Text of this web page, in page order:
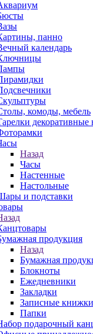
панно
календарь
комоды, мебель
декоративные
Назад
Часы
Настенные
Настольные
и подставки
продукция
Назад
Бумажная
Блокноты
Ежедневники
Закладки
Записные книжки
Папки
подарочный